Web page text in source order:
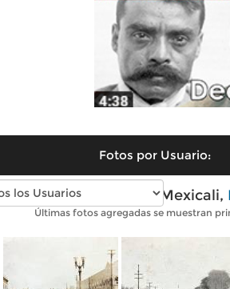
Fotos por Usuario:
Fotos antiguas de Mexicali,
Últimas fotos agregadas se muestran